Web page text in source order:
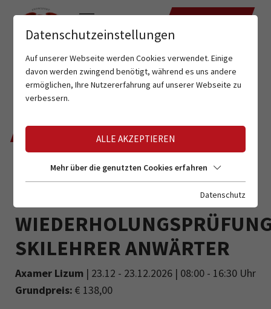
ZURÜCK
SKILEHRER ANWÄRTER
Axamer Lizum | 23.12 - 23.12.2026 | 08:00 - 16:30 Uhr
Grundpreis: € 138,00
Datenschutzeinstellungen
Auf unserer Webseite werden Cookies verwendet. Einige
davon werden zwingend benötigt, während es uns andere
ermöglichen, Ihre Nutzererfahrung auf unserer Webseite zu
verbessern.
ALLE AKZEPTIEREN
Mehr über die genutzten Cookies erfahren
Datenschutz